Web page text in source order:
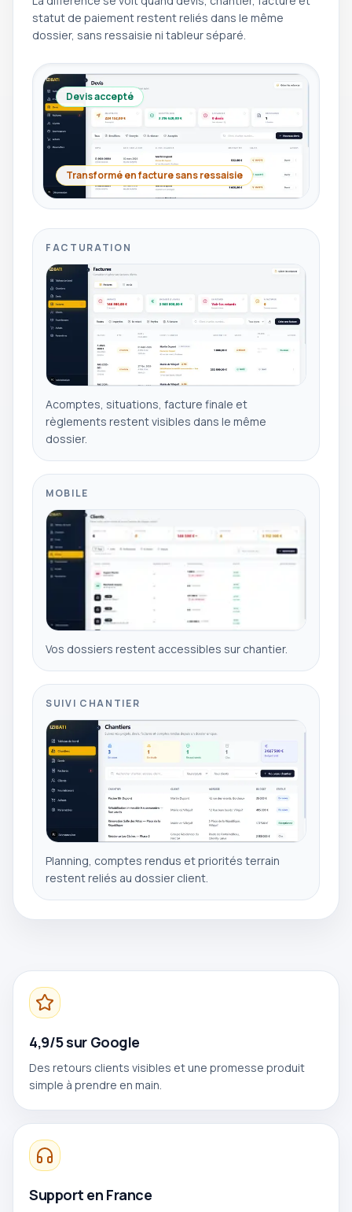
statut de paiement restent reliés dans le même
dossier, sans ressaisie ni tableur séparé.
Devis accepté
Transformé en facture sans ressaisie
FACTURATION
Acomptes, situations, facture finale et
règlements restent visibles dans le même
dossier.
MOBILE
Vos dossiers restent accessibles sur chantier.
SUIVI CHANTIER
Planning, comptes rendus et priorités terrain
restent reliés au dossier client.
4,9/5 sur Google
Des retours clients visibles et une promesse produit
simple à prendre en main.
Support en France